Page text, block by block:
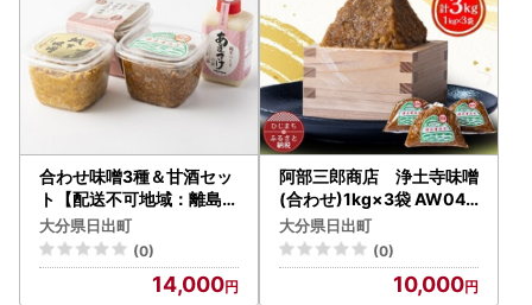
合わせ味噌3種＆甘酒セッ
ト【配送不可地域：離島】
【1640617】
大分県日出町
(0)
14,000
阿部三郎商店 浄土寺味噌
(合わせ)1kg×3袋 AW04_
調味料 味噌 みそ_【配送不
可地域：離島】【1108151
】
大分県日出町
(0)
10,000